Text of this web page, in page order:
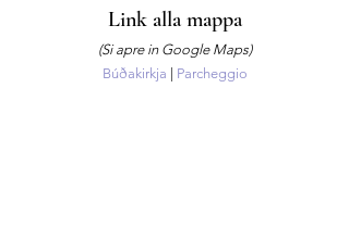
Link alla mappa
(Si apre in Google Maps)
Búðakirkja
Parcheggio